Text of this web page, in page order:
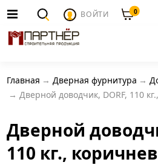
ВОЙТИ 0
Главная Дверная фурнитура
Дверной доводчик, DORF, 110
Дверной
110 кг.,